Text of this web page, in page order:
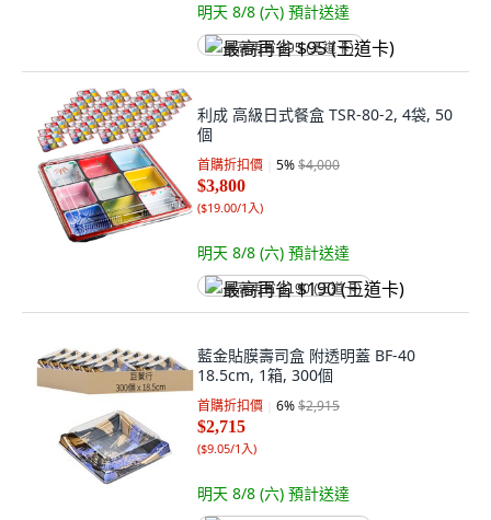
明天 8/8 (六) 預計送達
最高再省 $95 (王道卡)
利成 高級日式餐盒 TSR-80-2, 4袋, 50
個
首購折扣價 5%$4,000
$3,800
($19.00/1入)
明天 8/8 (六) 預計送達
最高再省 $190 (王道卡)
藍金貼膜壽司盒 附透明蓋 BF-40
18.5cm, 1箱, 300個
首購折扣價 6%$2,915
$2,715
($9.05/1入)
明天 8/8 (六) 預計送達